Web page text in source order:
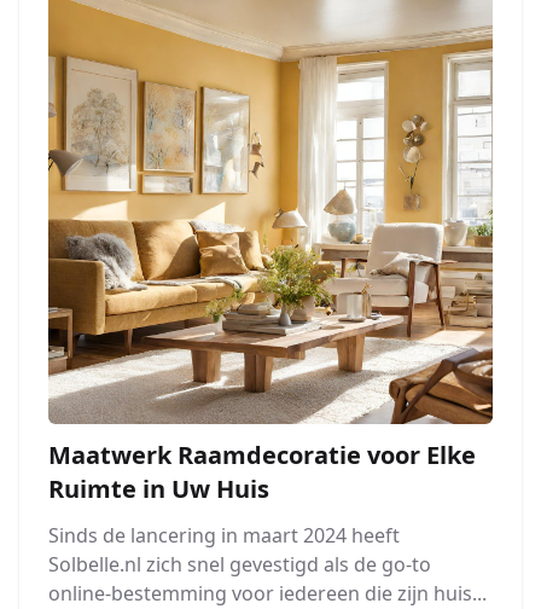
Maatwerk Raamdecoratie voor Elke
Ruimte in Uw Huis
Sinds de lancering in maart 2024 heeft
Solbelle.nl zich snel gevestigd als de go-to
online-bestemming voor iedereen die zijn huis...